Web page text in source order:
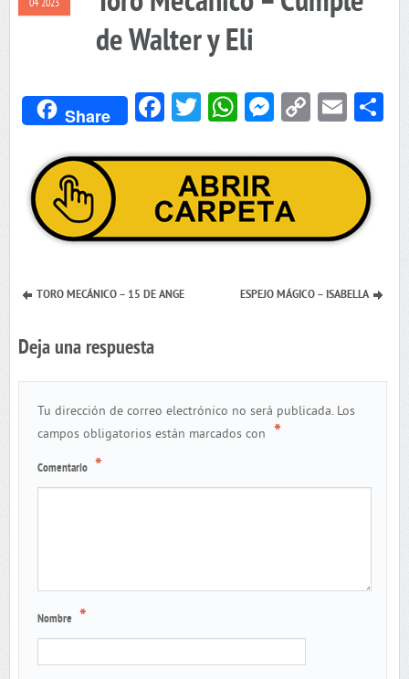
04 2023
de Walter y Eli
Share Facebook
Twitter
WhatsApp
Messenger
Copy
TORO MECÁNICO – 15 DE ANGE ESPEJO MÁGICO – ISABELLA
Deja una respuesta
Tu dirección de correo electrónico no será publicada. Los
campos obligatorios están marcados con *
Comentario *
Nombre *